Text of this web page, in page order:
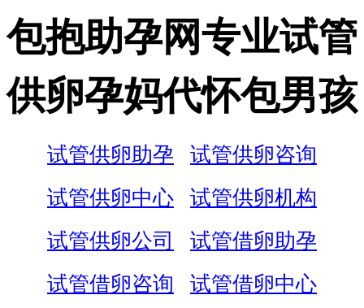
包抱助孕网专业试管
供卵孕妈代怀包男孩
试管供卵助孕
试管供卵咨询
试管供卵中心
试管供卵机构
试管供卵公司
试管借卵助孕
试管借卵咨询
试管借卵中心